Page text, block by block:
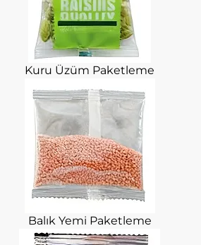
Kuru Üzüm Paketleme
Balık Yemi Paketleme